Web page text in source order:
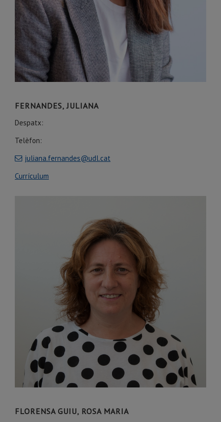
FERNANDES, JULIANA
Despatx:
Telèfon:
juliana.fernandes@udl.cat
Currículum
FLORENSA GUIU, ROSA MARIA